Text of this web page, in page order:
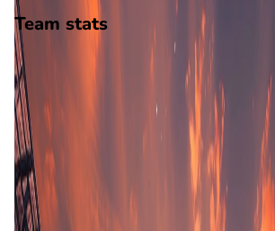
Team stats
Lyn
Lyn
-
Sogndal
Sogndal
24aantal goals
5gewonnen
10verloren